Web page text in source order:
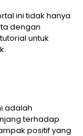
ini tidak hanya
dengan
untuk
adalah
terhadap
positif yang